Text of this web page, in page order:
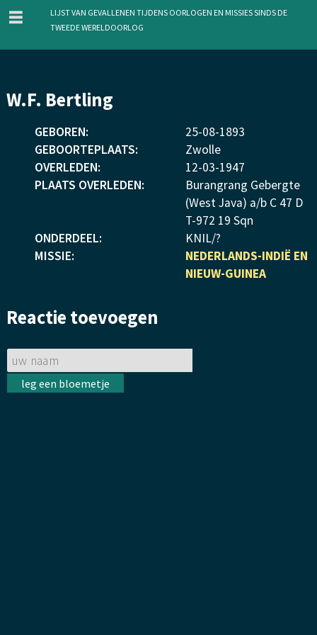
en
inhoud
menu
Lijst van gevallenen tijdens oorlogen en missies sinds de
Tweede Wereldoorlog
W.F. Bertling
GEBOREN: 25-08-1893
GEBOORTEPLAATS:
Zwolle
OVERLEDEN:
12-03-1947
PLAATS OVERLEDEN:
Burangrang Gebergte
(West Java) a/b C 47 D
T-972 19 Sqn
ONDERDEEL:
KNIL/?
MISSIE:
NEDERLANDS-INDIË EN
NIEUW-GUINEA
Reactie toevoegen